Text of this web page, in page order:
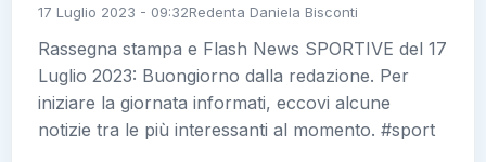
17 Luglio 2023 - 09:32Redenta Daniela Bisconti
Rassegna stampa e Flash News SPORTIVE del 17
Luglio 2023: Buongiorno dalla redazione. Per
iniziare la giornata informati, eccovi alcune
notizie tra le più interessanti al momento. #sport